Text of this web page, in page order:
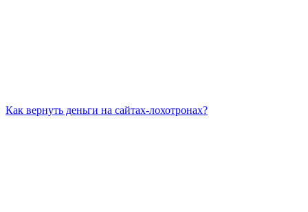
Как вернуть деньги на сайтах-лохотронах?